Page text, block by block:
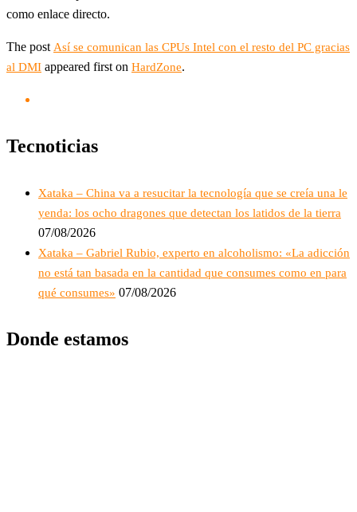
como enlace directo.
The post Así se comunican las CPUs Intel con el resto del PC gracias
al DMI appeared first on HardZone.
Tecnoticias
Xataka – China va a resucitar la tecnología que se creía una le
yenda: los ocho dragones que detectan los latidos de la tierra
07/08/2026
Xataka – Gabriel Rubio, experto en alcoholismo: «La adicción
no está tan basada en la cantidad que consumes como en para
qué consumes» 07/08/2026
Donde estamos